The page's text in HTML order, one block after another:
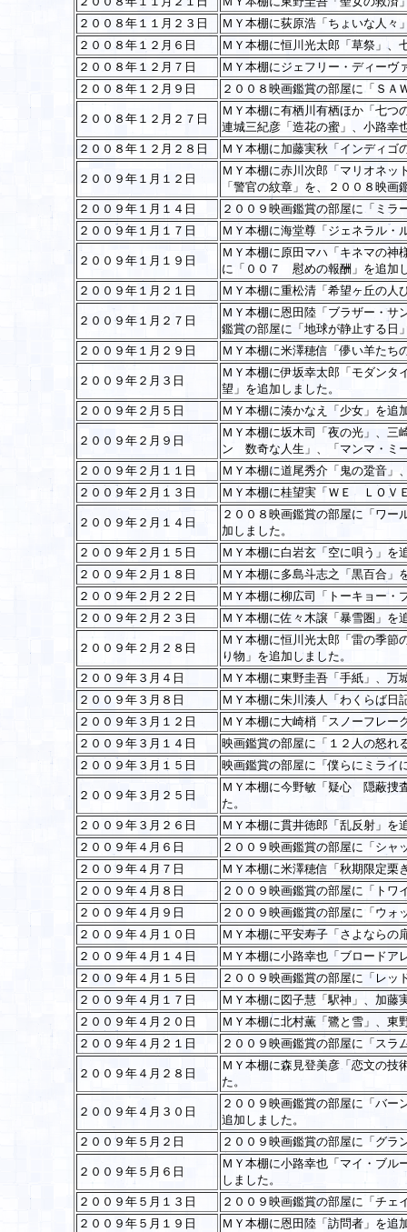
２００８年１１月２３日
ＭＹ本棚に荻原浩「ちょいな人々
２００８年１２月６日
ＭＹ本棚に恒川光太郎「草祭」、
２００８年１２月７日
ＭＹ本棚にジェフリー・ディーヴ
２００８年１２月９日
２００８映画鑑賞の部屋に「ＳＡ
２００８年１２月２７日
ＭＹ本棚に有栖川有栖ほか「七つ
連城三紀彦「造花の蜜」、小路幸
２００８年１２月２８日
ＭＹ本棚に加藤実秋「インディ
２００９年１月１２日
ＭＹ本棚に赤川次郎「マリオネッ
「警官の紋章」を、２００８映
２００９年１月１４日
２００９映画鑑賞の部屋に「ミラ
２００９年１月１７日
ＭＹ本棚に海堂尊「ジェネラル・
２００９年１月１９日
ＭＹ本棚に原田マハ「キネマの神
に「００７ 慰めの報酬」を追加
２００９年１月２１日
ＭＹ本棚に重松清「希望ヶ丘の人
２００９年１月２７日
ＭＹ本棚に恩田陸「ブラザー・
鑑賞の部屋に「地球が静止する日
２００９年１月２９日
ＭＹ本棚に米澤穂信「儚い羊たち
２００９年２月３日
ＭＹ本棚に伊坂幸太郎「モダン
望」を追加しました。
２００９年２月５日
ＭＹ本棚に湊かなえ「少女」を追
２００９年２月９日
ＭＹ本棚に坂木司「夜の光」、三
ン 数奇な人生」、「マンマ・ミ
２００９年２月１１日
ＭＹ本棚に道尾秀介「鬼の跫音」
２００９年２月１３日
ＭＹ本棚に桂望実「ＷＥ ＬＯＶ
２００９年２月１４日
２００８映画鑑賞の部屋に「ワー
加しました。
２００９年２月１５日
ＭＹ本棚に白岩玄「空に唄う」を
２００９年２月１８日
ＭＹ本棚に多島斗志之「黒百合」
２００９年２月２２日
ＭＹ本棚に柳広司「トーキョー・
２００９年２月２３日
ＭＹ本棚に佐々木譲「暴雪圏」を
２００９年２月２８日
ＭＹ本棚に恒川光太郎「雷の季節
り物」を追加しました。
２００９年３月４日
ＭＹ本棚に東野圭吾「手紙」、万
２００９年３月８日
ＭＹ本棚に朱川湊人「わくらば日
２００９年３月１２日
ＭＹ本棚に大崎梢「スノーフレー
２００９年３月１４日
映画鑑賞の部屋に「１２人の怒れ
２００９年３月１５日
映画鑑賞の部屋に「僕らにミライ
２００９年３月２５日
ＭＹ本棚に今野敏「疑心 隠蔽捜
た。
２００９年３月２６日
ＭＹ本棚に貫井徳郎「乱反射」を
２００９年４月６日
２００９映画鑑賞の部屋に「シャ
２００９年４月７日
ＭＹ本棚に米澤穂信「秋期限定栗
２００９年４月８日
２００９映画鑑賞の部屋に「トワ
２００９年４月９日
２００９映画鑑賞の部屋に「ウォ
２００９年４月１０日
ＭＹ本棚に平安寿子「さよならの
２００９年４月１４日
ＭＹ本棚に小路幸也「ブロードア
２００９年４月１５日
２００９映画鑑賞の部屋に「レ
２００９年４月１７日
ＭＹ本棚に図子慧「駅神」、加藤
２００９年４月２０日
ＭＹ本棚に北村薫「鷺と雪」、東
２００９年４月２１日
２００９映画鑑賞の部屋に「スラ
２００９年４月２８日
ＭＹ本棚に森見登美彦「恋文の技
た。
２００９年４月３０日
２００９映画鑑賞の部屋に「バー
追加しました。
２００９年５月２日
２００９映画鑑賞の部屋に「グラ
２００９年５月６日
ＭＹ本棚に小路幸也「マイ・ブル
しました。
２００９年５月１３日
２００９映画鑑賞の部屋に「チェ
２００９年５月１９日
ＭＹ本棚に恩田陸「訪問者」を追